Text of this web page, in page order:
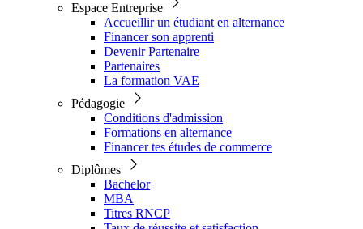
Espace Entreprise
Accueillir un étudiant en alternance
Financer son apprenti
Devenir Partenaire
Partenaires
La formation VAE
Pédagogie
Conditions d'admission
Formations en alternance
Financer tes études de commerce
Diplômes
Bachelor
MBA
Titres RNCP